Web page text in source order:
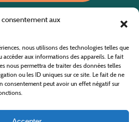
consentement aux
nous utilisons des technologies telles que
aux informations des appareils. Le fait
nous permettra de traiter des données telles
ou les ID uniques sur ce site. Le fait de ne
consentement peut avoir un effet négatif sur
européen agricole pour le développement rural
investit dans les zones rurales